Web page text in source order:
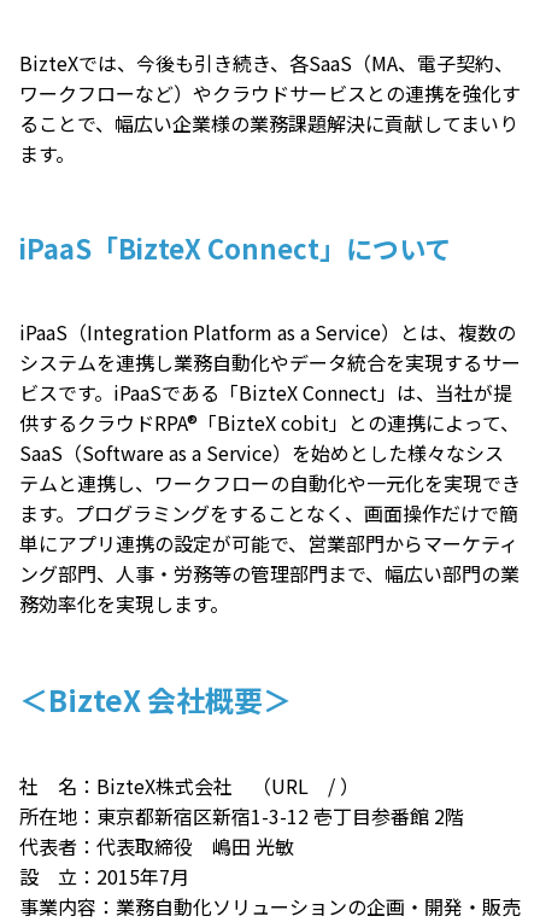
BizteXでは、今後も引き続き、各SaaS（MA、電子契約、
ワークフローなど）やクラウドサービスとの連携を強化す
ることで、幅広い企業様の業務課題解決に貢献してまいり
ます。
iPaaS「BizteX Connect」について
iPaaS（Integration Platform as a Service）とは、複数の
システムを連携し業務自動化やデータ統合を実現するサー
ビスです。iPaaSである「BizteX Connect」は、当社が提
供するクラウドRPA®「BizteX cobit」との連携によって、
SaaS（Software as a Service）を始めとした様々なシス
テムと連携し、ワークフローの自動化や一元化を実現でき
ます。プログラミングをすることなく、画面操作だけで簡
単にアプリ連携の設定が可能で、営業部門からマーケティ
ング部門、人事・労務等の管理部門まで、幅広い部門の業
務効率化を実現します。
＜BizteX 会社概要＞
社 名：BizteX株式会社 （URL / ）
所在地：東京都新宿区新宿1-3-12 壱丁目参番館 2階
代表者：代表取締役 嶋田 光敏
設 立：2015年7月
事業内容：業務自動化ソリューションの企画・開発・販売